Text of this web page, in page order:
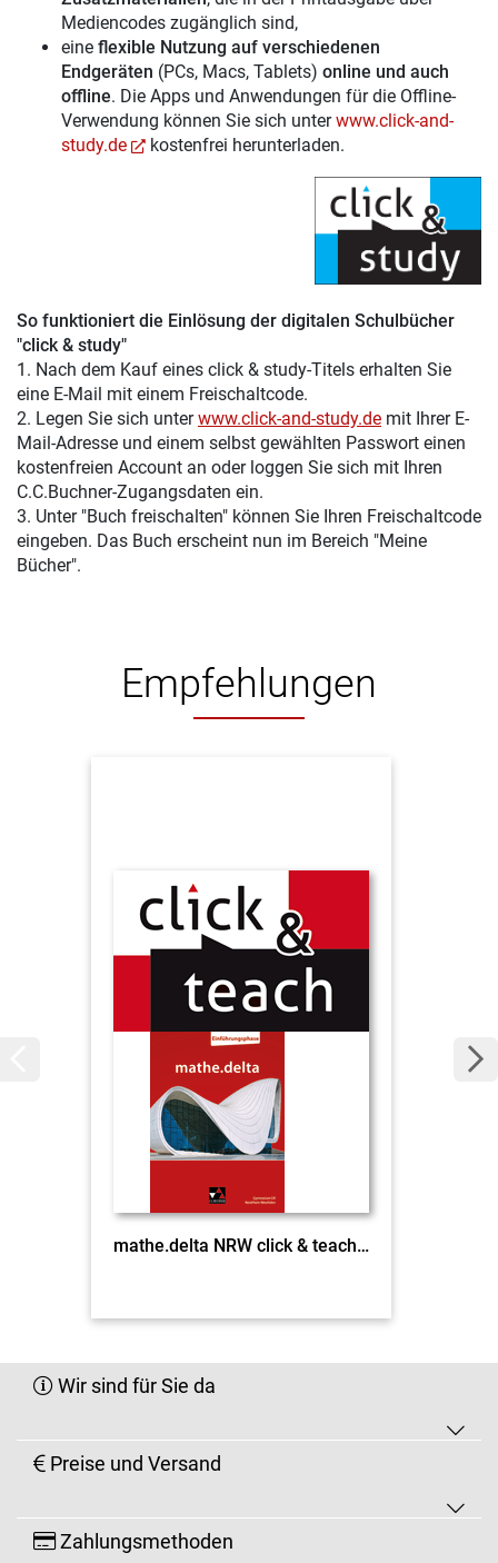
Mediencodes zugänglich sind,
eine flexible Nutzung auf verschiedenen
Endgeräten (PCs, Macs, Tablets) online und auch
offline. Die Apps und Anwendungen für die Offline-
Verwendung können Sie sich unterwww.click-and-
study.de
kostenfrei herunterladen.
So funktioniert die Einlösung der digitalen Schulbücher
"click & study"
1. Nach dem Kauf eines click & study-Titels erhalten Sie
eine E-Mail mit einem Freischaltcode.
2. Legen Sie sich unterwww.click-and-study.de mit Ihrer E-
Mail-Adresse und einem selbst gewählten Passwort einen
kostenfreien Account an oder loggen Sie sich mit Ihren
C.C.Buchner-Zugangsdaten ein.
3. Unter "Buch freischalten" können Sie Ihren Freischaltcode
eingeben. Das Buch erscheint nun im Bereich "Meine
Bücher".
Empfehlungen
mathe.delta NRW click & teach Einführungsphase EL
Wir sind für Sie da
Preise und Versand
Zahlungsmethoden